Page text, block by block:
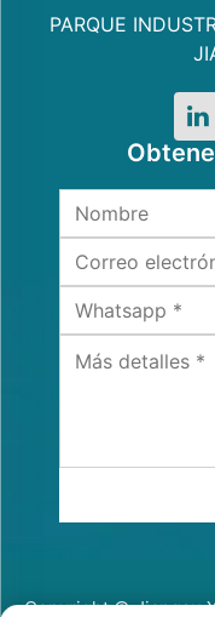
PARQUE
Copyright © Jiangsu